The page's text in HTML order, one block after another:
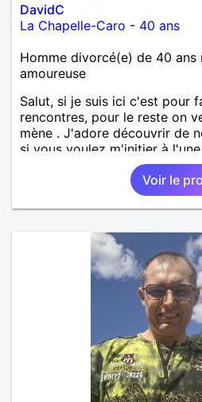
DavidC
La Chapelle-Caro - 40 ans
Homme divorcé(e) de 40 ans
amoureuse
Salut, si je suis ici c'est pour
rencontres, pour le reste on
mène . J'adore découvrir de
si vous voulez m'initier à
Voir le